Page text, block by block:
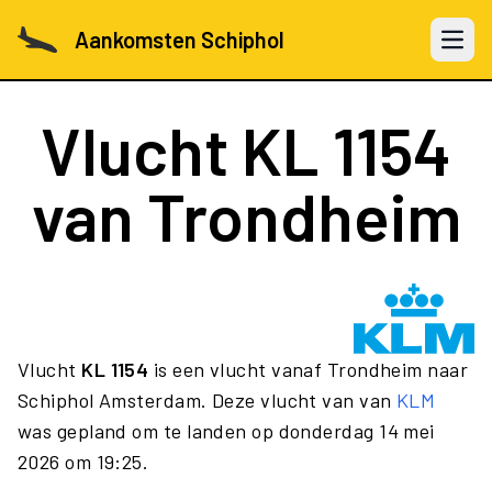
Aankomsten Schiphol Open
Vlucht KL 1154
van Trondheim
Vlucht KL 1154 is een vlucht vanaf Trondheim naar
Schiphol Amsterdam. Deze vlucht van van KLM
was gepland om te landen op donderdag 14 mei
2026 om 19:25.